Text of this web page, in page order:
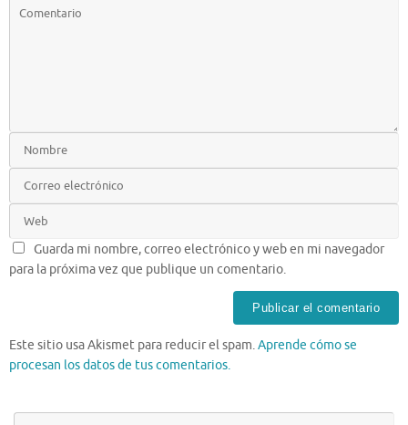
Guarda mi nombre, correo electrónico y web en mi navegador
para la próxima vez que publique un comentario.
Este sitio usa Akismet para reducir el spam.Aprende cómo se
procesan los datos de tus comentarios.